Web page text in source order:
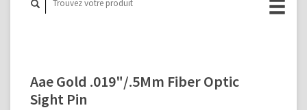
Aae Gold .019"/.5Mm Fiber Optic
Sight Pin